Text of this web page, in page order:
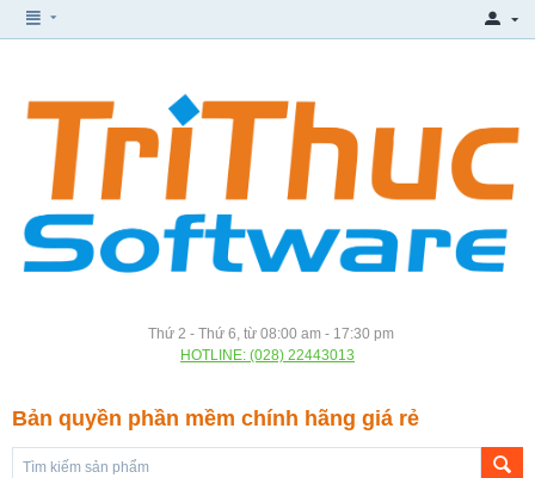
Thứ 2 - Thứ 6, từ 08:00 am - 17:30 pm
HOTLINE: (028) 22443013
Bản quyền phần mềm chính hãng giá rẻ